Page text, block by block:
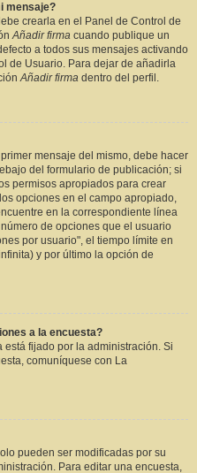
mensaje?
crearla en el Panel de Control de
Añadir firma cuando publique un
a todos sus mensajes activando
de Usuario. Para dejar de añadirla
Añadir firma dentro del perfil.
mensaje del mismo, debe hacer
del formulario de publicación; si
permisos apropiados para crear
opciones en el campo apropiado,
en la correspondiente línea
de opciones que el usuario
por usuario", el tiempo límite en
y por último la opción de
a la encuesta?
fijado por la administración. Si
comuníquese con La
pueden ser modificadas por su
Para editar una encuesta,